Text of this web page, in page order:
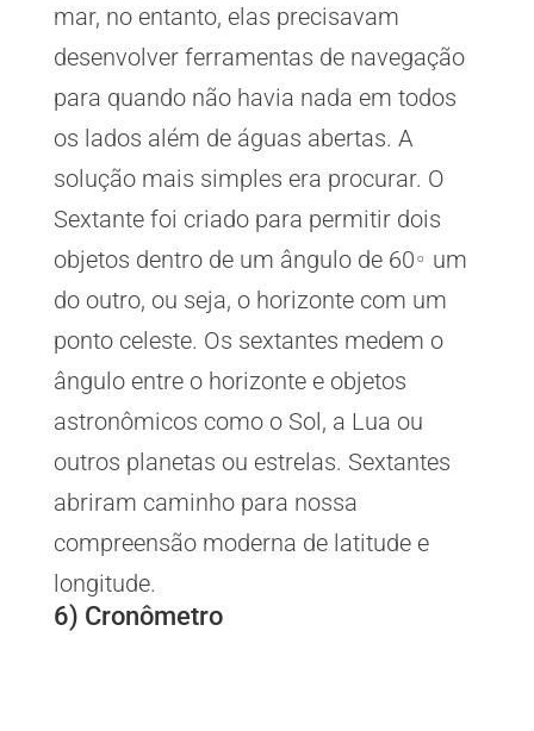
mar, no entanto, elas precisavam
desenvolver ferramentas de navegação
para quando não havia nada em todos
os lados além de águas abertas. A
solução mais simples era procurar. O
Sextante foi criado para permitir dois
objetos dentro de um ângulo de 60 o
um
do outro, ou seja, o horizonte com um
ponto celeste. Os sextantes medem o
ângulo entre o horizonte e objetos
astronômicos como o Sol, a Lua ou
outros planetas ou estrelas. Sextantes
abriram caminho para nossa
compreensão moderna de latitude e
longitude.
6) Cronômetro